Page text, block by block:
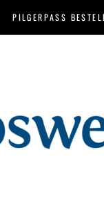
PILGERPASS